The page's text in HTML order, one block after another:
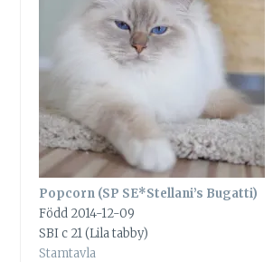
Popcorn (SP SE*Stellani’s Bugatti)
Född 2014-12-09
SBI c 21 (Lila tabby)
Stamtavla